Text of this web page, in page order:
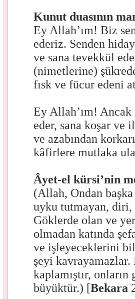
Kunut duasının
Ey Allah’ım! Biz
ederiz. Senden
ve sana tevekkül
(nimetlerine)
fısk ve fücur edeni
Ey Allah’ım! Ancak
eder, sana koşar
ve azabından
kâfirlere mutlaka
Âyet-el kürsi’nin
(Allah, Ondan
uyku tutmayan, diri,
Göklerde olan ve
olmadan katında
ve işleyeceklerini
şeyi
kaplamıştır,
büyüktür.) [Bekara